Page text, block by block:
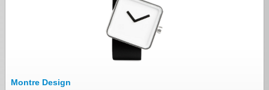
Informations diverses -
Petit survol du village -
Album photos -
Montre Design